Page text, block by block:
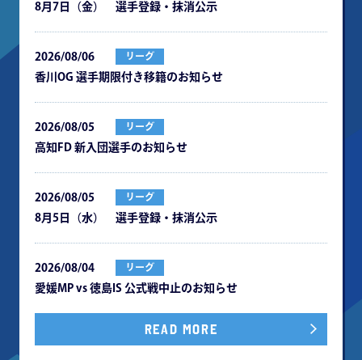
8月7日（金） 選手登録・抹消公示
2026/08/06 リーグ
⾹川OG 選⼿期限付き移籍のお知らせ
2026/08/05 リーグ
⾼知FD 新⼊団選⼿のお知らせ
2026/08/05 リーグ
8月5日（水） 選手登録・抹消公示
2026/08/04 リーグ
愛媛MP vs 徳島IS 公式戦中⽌のお知らせ
READ MORE